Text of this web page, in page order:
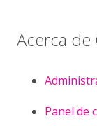
Acerca de
Panel de